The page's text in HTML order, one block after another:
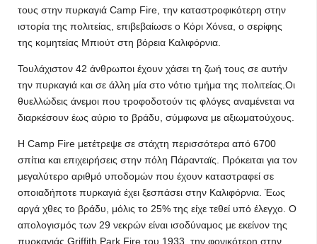
τους στην πυρκαγιά Camp Fire, την καταστροφικότερη στην
ιστορία της πολιτείας, επιβεβαίωσε ο Κόρι Χόνεα, ο σερίφης
της κομητείας Μπιούτ στη βόρεια Καλιφόρνια.
Τουλάχιστον 42 άνθρωποι έχουν χάσει τη ζωή τους σε αυτήν
την πυρκαγιά και σε άλλη μία στο νότιο τμήμα της πολιτείας.Οι
θυελλώδεις άνεμοι που τροφοδοτούν τις φλόγες αναμένεται να
διαρκέσουν έως αύριο το βράδυ, σύμφωνα με αξιωματούχους.
Η Camp Fire μετέτρεψε σε στάχτη περισσότερα από 6700
σπίτια και επιχειρήσεις στην πόλη Πάρανταϊς. Πρόκειται για τον
μεγαλύτερο αριθμό υποδομών που έχουν καταστραφεί σε
οποιαδήποτε πυρκαγιά έχει ξεσπάσει στην Καλιφόρνια. Έως
αργά χθες το βράδυ, μόλις το 25% της είχε τεθεί υπό έλεγχο. Ο
απολογισμός των 29 νεκρών είναι ισοδύναμος με εκείνον της
πυρκαγιάς Griffith Park Fire του 1933, την φονικότερη στην